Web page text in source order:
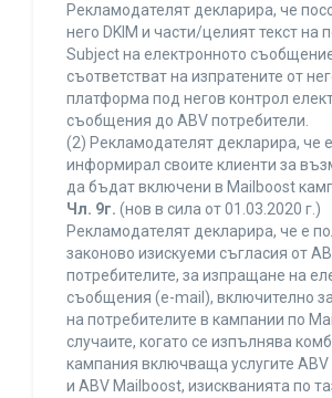
Рекламодателят декларира, че
него DKIM и части/целият текст на
Subject на електронното
съответстват на изпратените от
платформа под негов контрол
съобщения до ABV потребители.
(2) Рекламодателят декларира, че е
информирал своите клиенти за
да бъдат включени в Mailboost
Чл. 9г. (нов в сила от 01.03.2020 г.)
Рекламодателят декларира, че е
законово изискуеми съгласия от
потребителите, за изпращане на
съобщения (e-mail), включително
на потребителите в кампании по
случаите, когато се изпълнява
кампания включваща услугите ABV
и ABV Mailboost, изискванията по